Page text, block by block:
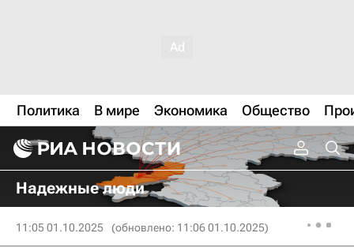
Политика В мире Экономика Общество
Надежные люди
11:05 01.10.2025 (обновлено: 11:06 01.10.2025)